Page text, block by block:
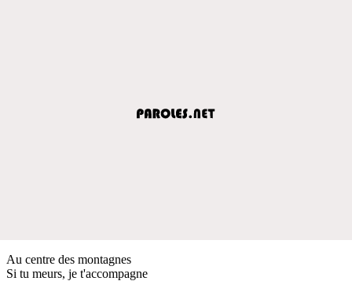
Au centre des montagnes
Si tu meurs, je t'accompagne